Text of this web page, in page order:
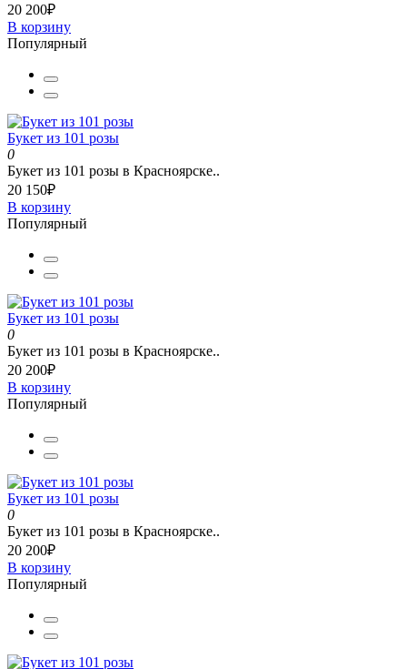
20 200₽
В корзину
Популярный
Букет из 101 розы
0
Букет из 101 розы в Красноярске..
20 150₽
В корзину
Популярный
Букет из 101 розы
0
Букет из 101 розы в Красноярске..
20 200₽
В корзину
Популярный
Букет из 101 розы
0
Букет из 101 розы в Красноярске..
20 200₽
В корзину
Популярный